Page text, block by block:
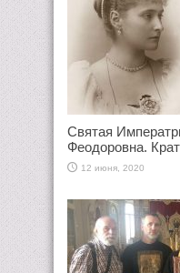
Святая
Феодоровна.
12 июня, 2020